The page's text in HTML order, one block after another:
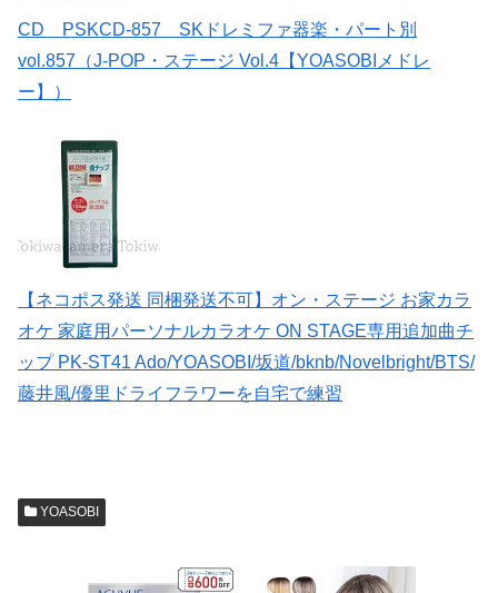
CD PSKCD-857 SKドレミファ器楽・パート別
vol.857（J-POP・ステージ Vol.4【YOASOBIメドレ
ー】）
【ネコポス発送 同梱発送不可】オン・ステージ お家カラ
オケ 家庭用パーソナルカラオケ ON STAGE専用追加曲チ
ップ PK-ST41 Ado/YOASOBI/坂道/bknb/Novelbright/BTS/
藤井風/優里ドライフラワーを自宅で練習
YOASOBI